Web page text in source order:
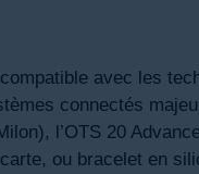
avec les
connectés
l’OTS 20
ou bracelet en